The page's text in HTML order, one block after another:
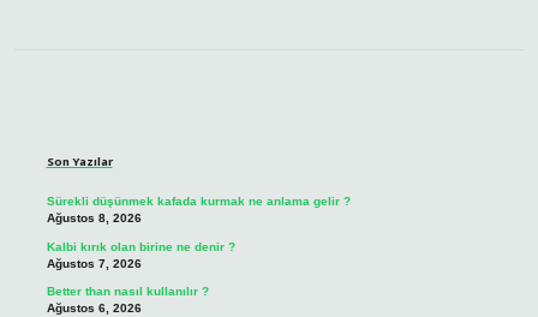
Son Yazılar
Sürekli düşünmek kafada kurmak ne anlama gelir ?
Ağustos 8, 2026
Kalbi kırık olan birine ne denir ?
Ağustos 7, 2026
Better than nasıl kullanılır ?
Ağustos 6, 2026